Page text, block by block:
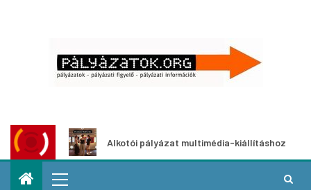
Alkotói pályázat multimédia-kiállításhoz